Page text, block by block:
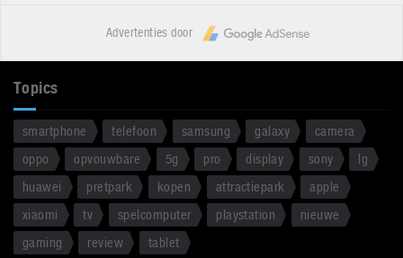
Advertenties door
Topics
smartphone telefoon samsung galaxy
camera
oppo
opvouwbare 5g pro display sony
lg
huawei
pretpark kopen attractiepark
apple
xiaomi
tv spelcomputer playstation
nieuwe
gaming
review tablet